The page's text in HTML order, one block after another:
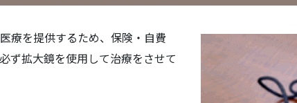
療を提供するため、保険・自費
ず拡大鏡を使用して治療をさせて